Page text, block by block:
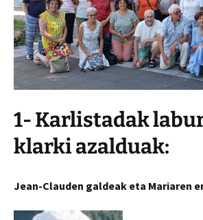
1- Karlistadak
klarki azalduak:
Jean-Clauden galdeak eta Mariaren